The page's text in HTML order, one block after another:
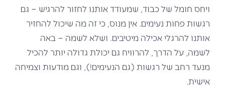
ויחס חומל של כבוד, שמעודד אותנו לחזור להרגיש – גם
רגשות פחות נעימים. אין מנוס, כי זה מה שיכול להחזיר
אותנו להרגלי אכילה מיטיבים. ושלא לשמה – באה
לשמה, על הדרך, להרוויח גם יכולת גדולה יותר להכיל
מנעד רחב של רגשות (גם הנעימים!), וגם מודעות וצמיחה
אישית.